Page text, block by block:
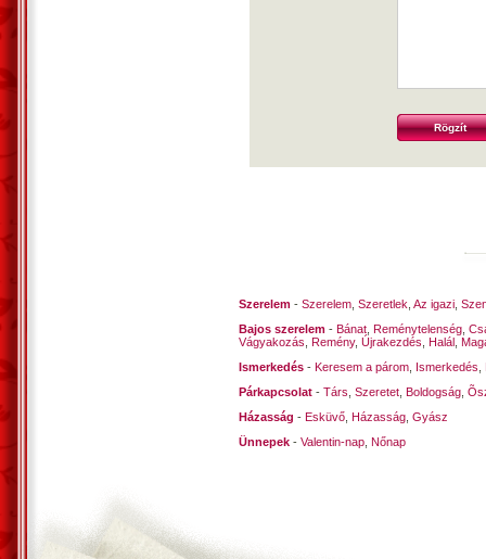
Szerelem - Szerelem Szeretlek Az igazi
Bajos szerelem - Bánat Reménytelenség
Vágyakozás Remény, Újrakezdés Halál
Ismerkedés - Keresem a párom Ismerkedés
Párkapcsolat - Társ Szeretet Boldogság
Házasság - Esküvő Házasság Gyász
Ünnepek - Valentin-nap Nőnap